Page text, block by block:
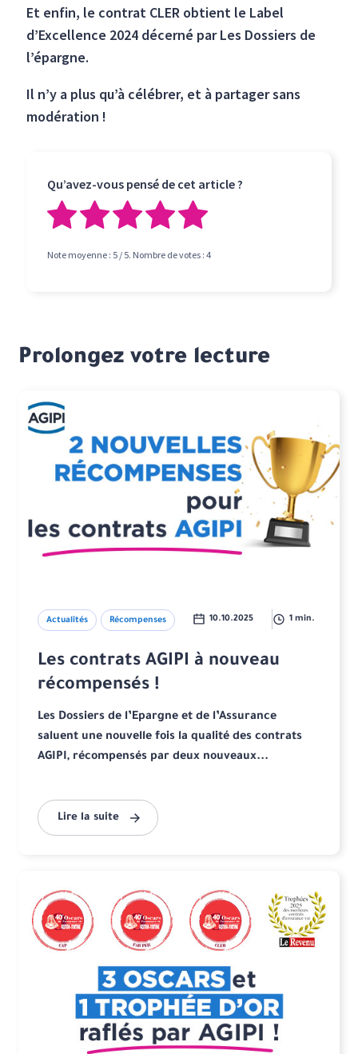
Et enfin, le contrat CLER obtient le Label
d’Excellence 2024 décerné par Les Dossiers de
l’épargne.
Il n’y a plus qu’à célébrer, et à partager sans
modération !
Qu’avez-vous pensé de cet article ?
Note moyenne : 5 / 5. Nombre de votes :4
Prolongez votre lecture
Actualités Récompenses 10.10.2025 1 min.
Les contrats AGIPI à nouveau
récompensés !
Les Dossiers de l’Epargne et de l’Assurance
saluent une nouvelle fois la qualité des contrats
AGIPI, récompensés par deux nouveaux...
Lire la suite